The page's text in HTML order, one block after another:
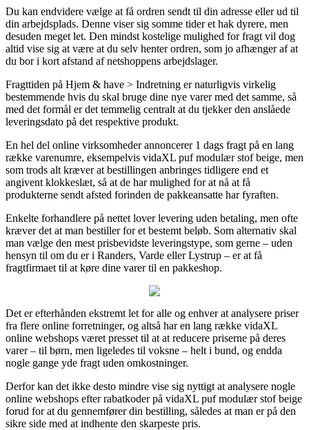
Du kan endvidere vælge at få ordren sendt til din adresse eller ud til
din arbejdsplads. Denne viser sig somme tider et hak dyrere, men
desuden meget let. Den mindst kostelige mulighed for fragt vil dog
altid vise sig at være at du selv henter ordren, som jo afhænger af at
du bor i kort afstand af netshoppens arbejdslager.
Fragttiden på Hjem & have > Indretning er naturligvis virkelig
bestemmende hvis du skal bruge dine nye varer med det samme, så
med det formål er det temmelig centralt at du tjekker den anslåede
leveringsdato på det respektive produkt.
En hel del online virksomheder annoncerer 1 dags fragt på en lang
række varenumre, eksempelvis vidaXL puf modulær stof beige, men
som trods alt kræver at bestillingen anbringes tidligere end et
angivent klokkeslæt, så at de har mulighed for at nå at få
produkterne sendt afsted forinden de pakkeansatte har fyraften.
Enkelte forhandlere på nettet lover levering uden betaling, men ofte
kræver det at man bestiller for et bestemt beløb. Som alternativ skal
man vælge den mest prisbevidste leveringstype, som gerne – uden
hensyn til om du er i Randers, Varde eller Lystrup – er at få
fragtfirmaet til at køre dine varer til en pakkeshop.
Det er efterhånden ekstremt let for alle og enhver at analysere priser
fra flere online forretninger, og altså har en lang række vidaXL
online webshops været presset til at at reducere priserne på deres
varer – til børn, men ligeledes til voksne – helt i bund, og endda
nogle gange yde fragt uden omkostninger.
Derfor kan det ikke desto mindre vise sig nyttigt at analysere nogle
online webshops efter rabatkoder på vidaXL puf modulær stof beige
forud for at du gennemfører din bestilling, således at man er på den
sikre side med at indhente den skarpeste pris.